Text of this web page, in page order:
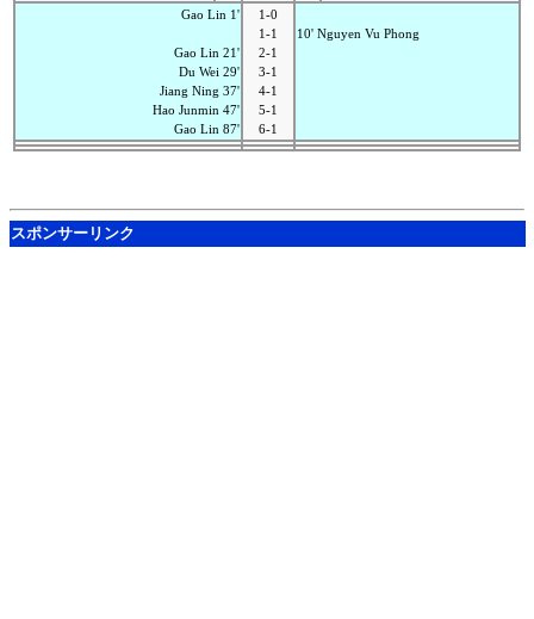
Gao Lin 1'
Gao Lin 21'
Du Wei 29'
Jiang Ning 37'
Hao Junmin 47'
Gao Lin 87'
1-0
1-1
2-1
3-1
4-1
5-1
6-1
10' Nguyen Vu Phong
スポンサーリンク